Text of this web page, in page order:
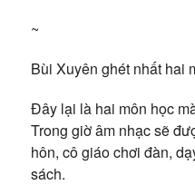
~
Bùi Xuyên ghét nhất hai
Đây lại là hai môn học
Trong giờ âm nhạc sẽ
hôn, cô giáo chơi đàn,
sách.